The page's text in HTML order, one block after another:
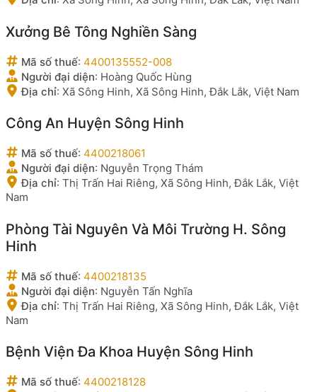
Xưởng Bê Tông Nghiền Sàng
Mã số thuế: 4400135552-008
Người đại diện: Hoàng Quốc Hùng
Địa chỉ: Xã Sông Hinh, Xã Sông Hinh, Đắk Lắk, Việt Nam
Công An Huyện Sông Hinh
Mã số thuế: 4400218061
Người đại diện: Nguyễn Trọng Thám
Địa chỉ: Thị Trấn Hai Riêng, Xã Sông Hinh, Đắk Lắk, Việt
Nam
Phòng Tài Nguyên Và Môi Trường H. Sông
Hinh
Mã số thuế: 4400218135
Người đại diện: Nguyễn Tấn Nghĩa
Địa chỉ: Thị Trấn Hai Riêng, Xã Sông Hinh, Đắk Lắk, Việt
Nam
Bệnh Viện Đa Khoa Huyện Sông Hinh
Mã số thuế: 4400218128